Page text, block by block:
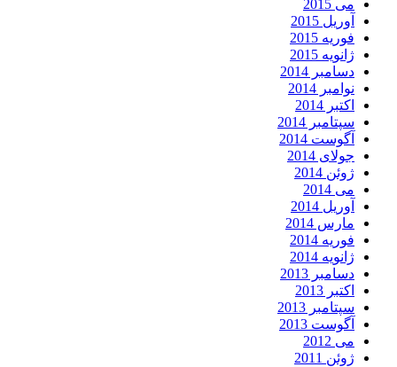
می 2015
آوریل 2015
فوریه 2015
ژانویه 2015
دسامبر 2014
نوامبر 2014
اکتبر 2014
سپتامبر 2014
آگوست 2014
جولای 2014
ژوئن 2014
می 2014
آوریل 2014
مارس 2014
فوریه 2014
ژانویه 2014
دسامبر 2013
اکتبر 2013
سپتامبر 2013
آگوست 2013
می 2012
ژوئن 2011